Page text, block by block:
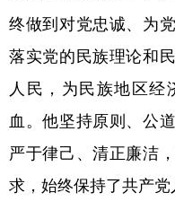
终做到对党忠诚、为
落实党的民族理论和
人民，为民族地区经
血。他坚持原则、公
严于律己、清正廉洁
求，始终保持了共产党